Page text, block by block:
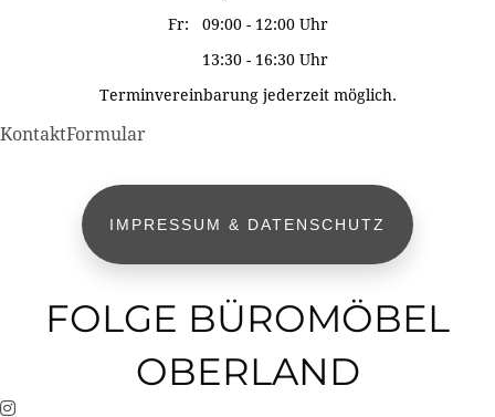
Fr: 09:00 - 12:00 Uhr
13:30 - 16:30 Uhr
Terminvereinbarung jederzeit möglich.
KontaktFormular
IMPRESSUM & DATENSCHUTZ
FOLGE BÜROMÖBEL
OBERLAND